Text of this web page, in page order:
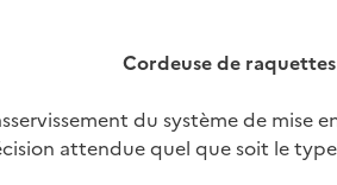
Cordeuse de
du système de
attendue quel que soit le